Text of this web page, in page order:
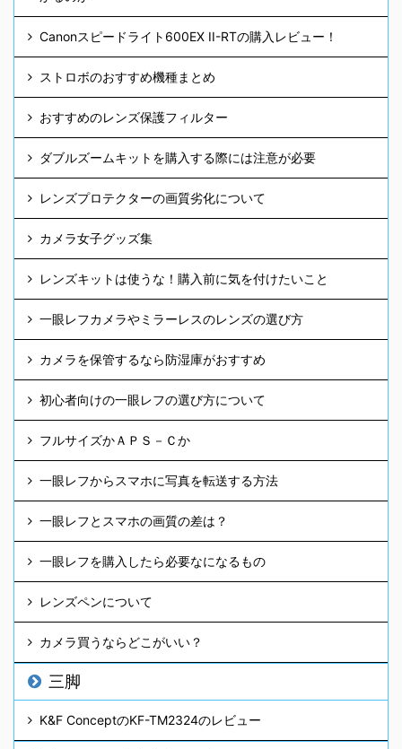
Canonスピードライト600EX II-RTの購入レビュー！
ストロボのおすすめ機種まとめ
おすすめのレンズ保護フィルター
ダブルズームキットを購入する際には注意が必要
レンズプロテクターの画質劣化について
カメラ女子グッズ集
レンズキットは使うな！購入前に気を付けたいこと
一眼レフカメラやミラーレスのレンズの選び方
カメラを保管するなら防湿庫がおすすめ
初心者向けの一眼レフの選び方について
フルサイズかＡＰＳ－Ｃか
一眼レフからスマホに写真を転送する方法
一眼レフとスマホの画質の差は？
一眼レフを購入したら必要なになるもの
レンズペンについて
カメラ買うならどこがいい？
三脚
K&F ConceptのKF-TM2324のレビュー